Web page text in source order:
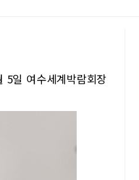
5일 여수세계박람회장